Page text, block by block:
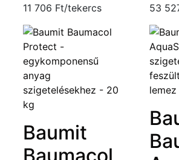
11 706 Ft/tekercs
53
Baumit
Baumacol